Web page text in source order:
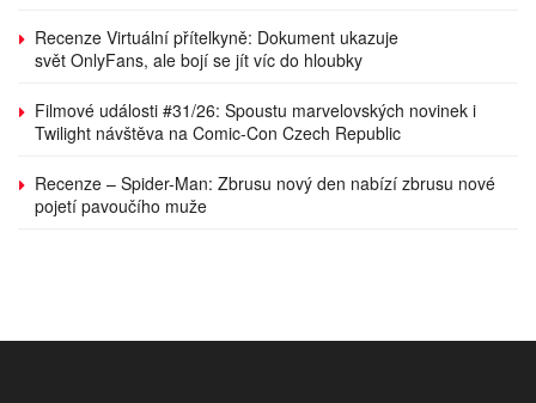
Recenze Virtuální přítelkyně: Dokument ukazuje
svět OnlyFans, ale bojí se jít víc do hloubky
Filmové události #31/26: Spoustu marvelovských novinek i
Twilight návštěva na Comic-Con Czech Republic
Recenze – Spider-Man: Zbrusu nový den nabízí zbrusu nové
pojetí pavoučího muže